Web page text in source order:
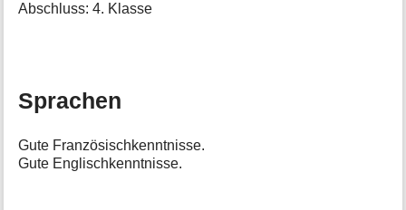
Abschluss: 4. Klasse
Sprachen
Gute Französischkenntnisse.
Gute Englischkenntnisse.